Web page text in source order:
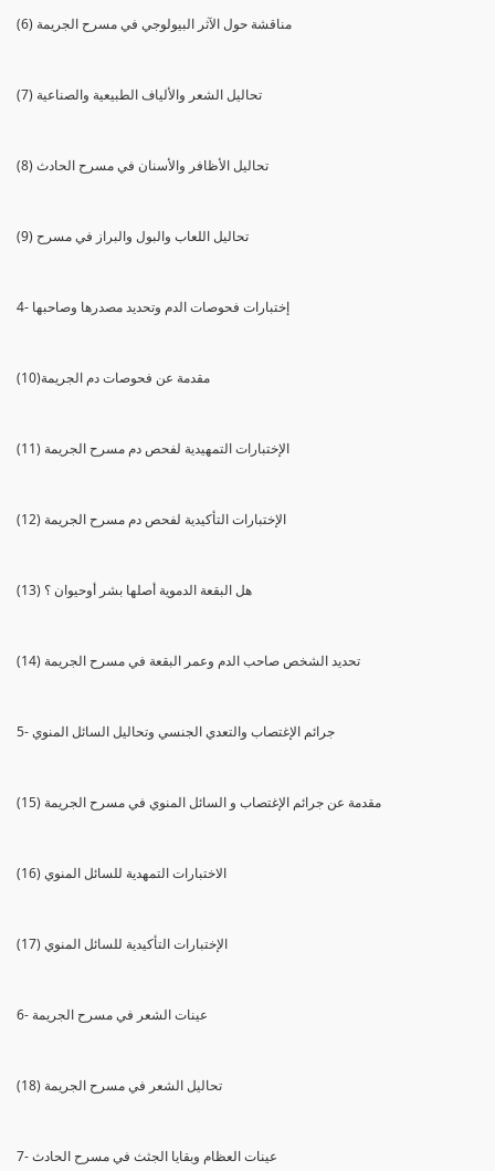
(6) مناقشة حول الآثر البيولوجي في مسرح الجريمة
(7) تحاليل الشعر والألياف الطبيعية والصناعية
(8) تحاليل الأظافر والأسنان في مسرح الحادث
(9) تحاليل اللعاب والبول والبراز في مسرح
4- إختبارات فحوصات الدم وتحديد مصدرها وصاحبها
(10)مقدمة عن فحوصات دم الجريمة
(11) الإختبارات التمهيدية لفحص دم مسرح الجريمة
(12) الإختبارات التأكيدية لفحص دم مسرح الجريمة
(13) هل البقعة الدموية أصلها بشر أوحيوان ؟
(14) تحديد الشخص صاحب الدم وعمر البقعة في مسرح الجريمة
5- جرائم الإغتصاب والتعدي الجنسي وتحاليل السائل المنوي
(15) مقدمة عن جرائم الإغتصاب و السائل المنوي في مسرح الجريمة
(16) الاختبارات التمهدية للسائل المنوي
(17) الإختبارات التأكيدية للسائل المنوي
6- عينات الشعر في مسرح الجريمة
(18) تحاليل الشعر في مسرح الجريمة
7- عينات العظام وبقايا الجثث في مسرح الحادث